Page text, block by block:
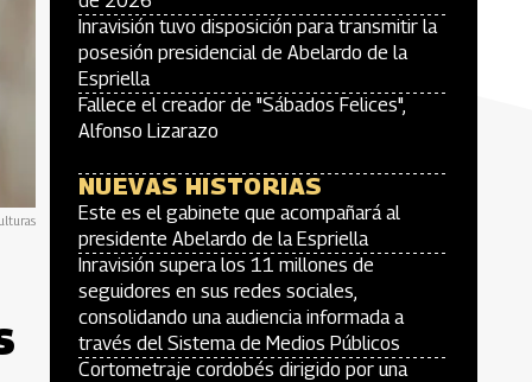
Inravisión tuvo disposición para transmitir la
posesión presidencial de Abelardo de la
Espriella
Fallece el creador de "Sábados Felices",
Alfonso Lizarazo
NUEVAS HISTORIAS
Este es el gabinete que acompañará al
presidente Abelardo de la Espriella
Inravisión supera los 11 millones de
seguidores en sus redes sociales,
consolidando una audiencia informada a
través del Sistema de Medios Públicos
Cortometraje cordobés dirigido por una